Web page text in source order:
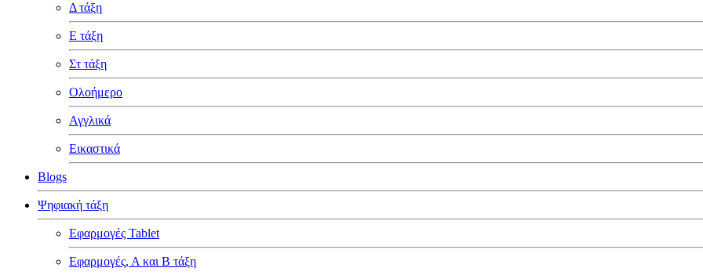
Δ τάξη
Ε τάξη
Στ τάξη
Ολοήμερο
Αγγλικά
Εικαστικά
Blogs
Ψηφιακή τάξη
Εφαρμογές Tablet
Εφαρμογές, Α και Β τάξη